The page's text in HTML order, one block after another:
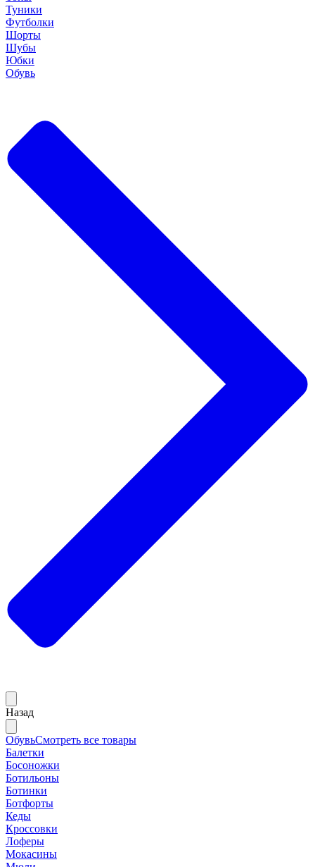
Туники
Футболки
Шорты
Шубы
Юбки
Обувь
Назад
ОбувьСмотреть все товары
Балетки
Босоножки
Ботильоны
Ботинки
Ботфорты
Кеды
Кроссовки
Лоферы
Мокасины